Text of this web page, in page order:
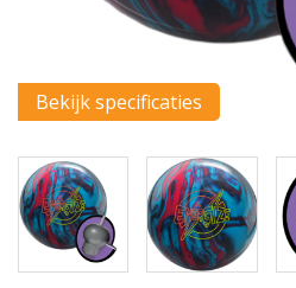
Bekijk specificaties